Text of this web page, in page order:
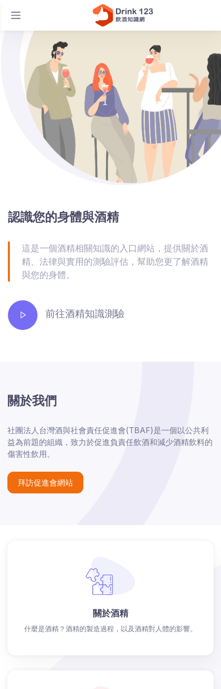
認識您的身體與酒精
這是一個酒精相關知識的入口網站，提供關於酒
精、法律與實用的測驗評估，幫助您更了解酒精
與您的身體。
前往酒精知識測驗
關於我們
社團法人台灣酒與社會責任促進會(TBAF)是一個以公共利
益為前題的組織，致力於促進負責任飲酒和減少酒精飲料的
傷害性飲用。
拜訪促進會網站
關於酒精
什麼是酒精？酒精的製造過程，以及酒精對人體的影響。